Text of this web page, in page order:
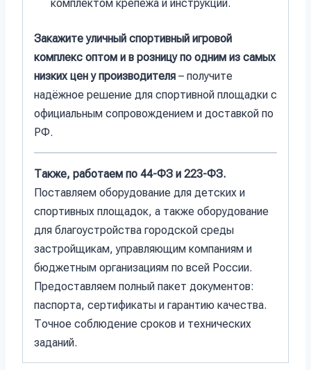
комплектом крепежа и инструкций.
Закажите уличный спортивный игровой
комплекс оптом и в розницу по одним из самых
низких цен у производителя – получите
надёжное решение для спортивной площадки с
официальным сопровождением и доставкой по
РФ.
Также, работаем по 44-ФЗ и 223-ФЗ.
Поставляем оборудование для детских и
спортивных площадок, а также оборудование
для благоустройства городской среды
застройщикам, управляющим компаниям и
бюджетным организациям по всей России.
Предоставляем полный пакет документов:
паспорта, сертификаты и гарантию качества.
Точное соблюдение сроков и технических
заданий.